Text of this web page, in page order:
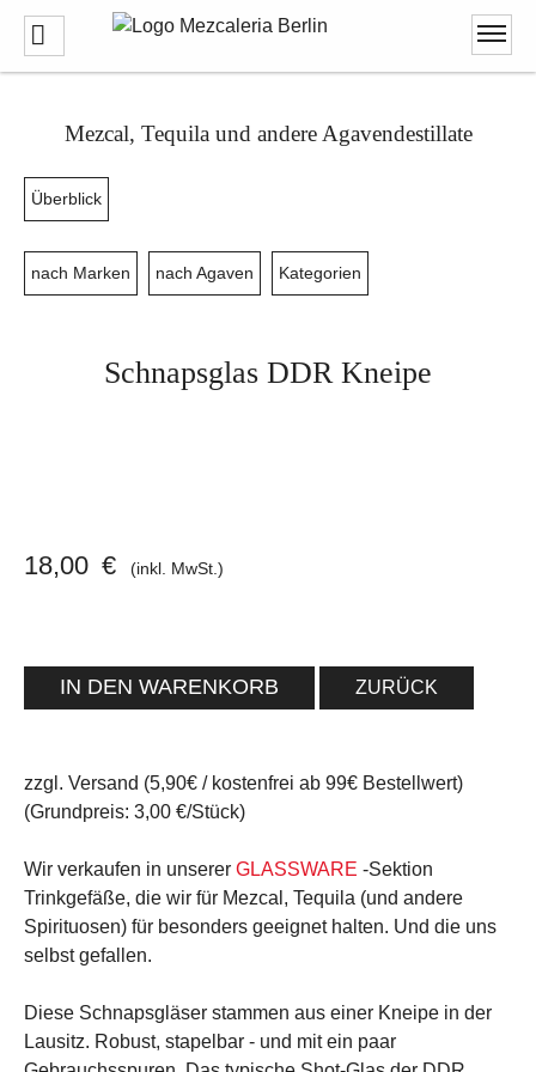
Mezcal, Tequila und andere Agavendestillate
Überblick
nach Marken nach Agaven Kategorien
Schnapsglas DDR Kneipe
18,00 € (inkl. MwSt.)
ZURÜCK
zzgl. Versand (5,90€ / kostenfrei ab 99€ Bestellwert)
(Grundpreis: 3,00 €/Stück)
Wir verkaufen in unserer GLASSWARE -Sektion
Trinkgefäße, die wir für Mezcal, Tequila (und andere
Spirituosen) für besonders geeignet halten. Und die uns
selbst gefallen.
Diese Schnapsgläser stammen aus einer Kneipe in der
Lausitz. Robust, stapelbar - und mit ein paar